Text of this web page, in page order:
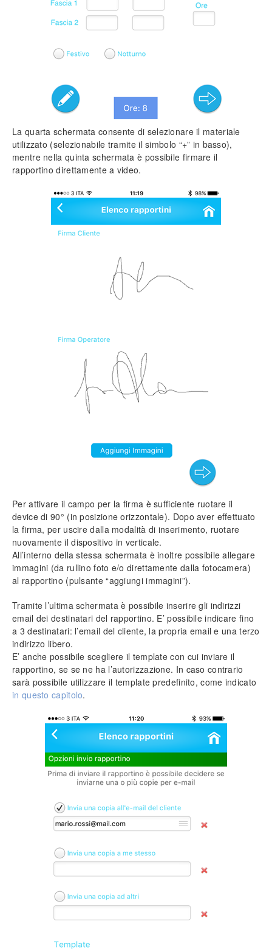
La quarta schermata consente di selezionare il materiale
utilizzato (selezionabile tramite il simbolo “+” in basso),
mentre nella quinta schermata è possibile firmare il
rapportino direttamente a video.
Per attivare il campo per la firma è sufficiente ruotare il
device di 90° (in posizione orizzontale). Dopo aver effettuato
la firma, per uscire dalla modalità di inserimento, ruotare
nuovamente il dispositivo in verticale.
All’interno della stessa schermata è inoltre possibile allegare
immagini (da rullino foto e/o direttamente dalla fotocamera)
al rapportino (pulsante “aggiungi immagini”).
Tramite l’ultima schermata è possibile inserire gli indirizzi
email dei destinatari del rapportino. E’ possibile indicare fino
a 3 destinatari: l’email del cliente, la propria email e una terzo
indirizzo libero.
E’ anche possibile scegliere il template con cui inviare il
rapportino, se se ne ha l’autorizzazione. In caso contrario
sarà possibile utilizzare il template predefinito, come indicato
in questo capitolo.